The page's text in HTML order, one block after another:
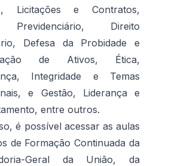
Licitações e Contratos,
Previdenciário, Direito
Defesa da Probidade e
de Ativos, Ética,
Integridade e Temas
e Gestão, Liderança e
entre outros.
é possível acessar as aulas
de Formação Continuada da
Geral da União, da